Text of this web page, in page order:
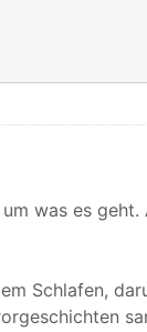
was es geht.
Schlafen,